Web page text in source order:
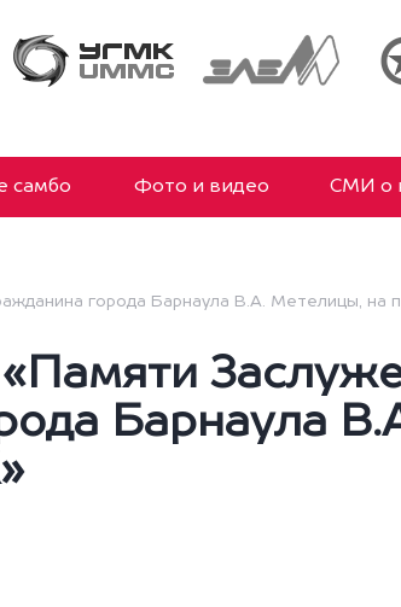
самбо Фото и видео СМИ о
города Барнаула В.А. Метелицы, на
Барнаула